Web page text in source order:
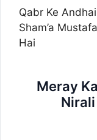
Qabr Ke
Sham’a
Hai
Meray